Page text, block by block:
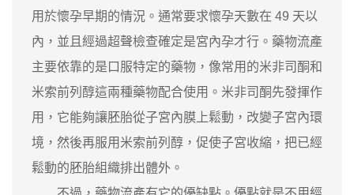
用於懷孕早期的情況。通常要求懷孕天數在 49 天以
內，並且經過超聲檢查確定是宮內孕才行。藥物流產
主要依靠的是口服特定的藥物，像常用的米非司酮和
米索前列醇這兩種藥物配合使用。米非司酮先發揮作
用，它能夠讓胚胎從子宮內膜上鬆動，改變子宮內環
境，然後再服用米索前列醇，促使子宮收縮，把已經
鬆動的胚胎組織排出體外。